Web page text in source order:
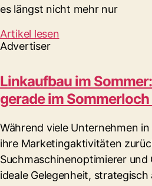
es längst nicht mehr nur
Artikel lesen
Advertiser
Linkaufbau im
gerade im
Während viele Unternehmen
ihre Marketingaktivitäten
Suchmaschinenoptimierer
ideale Gelegenheit, strategisch